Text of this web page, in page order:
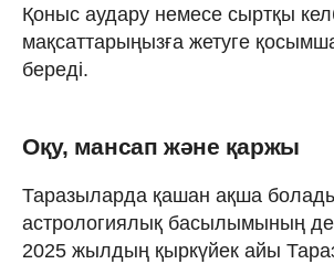
Қоныс аудару немесе сыртқы
мақсаттарыңызға жетуге
береді.
Оқу, мансап және қаржы
Таразыларда қашан ақша
астрологиялық басылымының
2025 жылдың қыркүйек айы